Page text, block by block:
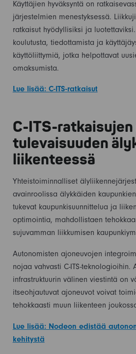
Käyttäjien hyväksyntä on
järjestelmien menestyksessä.
ratkaisut hyödyllisiksi ja
koulutusta, tiedottamista ja
käyttöliittymiä, jotka helpottavat
omaksumista.
Lue lisää: C-ITS-ratkaisut
C-ITS-
tulevaisuuden
liikenteessä
Yhteistoiminnalliset
avainroolissa älykkäiden
tukevat kaupunkisuunnittelua ja
optimointia, mahdollistaen
sujuvamman liikkumisen
Autonomisten ajoneuvojen
nojaa vahvasti C-ITS-teknologioihin.
infrastruktuurin välinen viestintä on
itseohjautuvat ajoneuvot voivat
tehokkaasti muun liikenteen
Lue lisää: Nodeon edistää
kehitystä